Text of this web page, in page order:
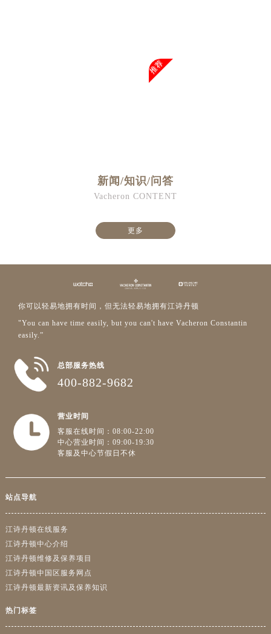
推荐
新闻/知识/问答
Vacheron CONTENT
更多
你可以轻易地拥有时间，但无法轻易地拥有江诗丹顿
"You can have time easily, but you can't have Vacheron Constantin
easily.”
总部服务热线
400-882-9682
营业时间
客服在线时间：08:00-22:00
中心营业时间：09:00-19:30
客服及中心节假日不休
站点导航
江诗丹顿在线服务
江诗丹顿中心介绍
江诗丹顿维修及保养项目
江诗丹顿中国区服务网点
江诗丹顿最新资讯及保养知识
热门标签